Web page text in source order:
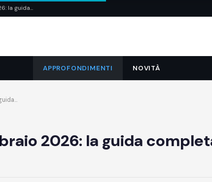
la guida...
APPROFONDIMENTI NOVITÀ
2026: la guida